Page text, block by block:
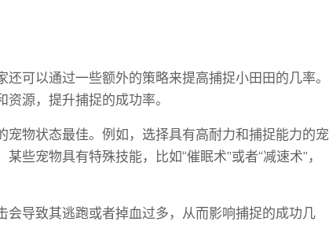
可以通过一些额外的策略来提高捕捉小田田的几率。
源，提升捕捉的成功率。
物状态最佳。例如，选择具有高耐力和捕捉能力的宠
些宠物具有特殊技能，比如“催眠术”或者“减速术”，
导致其逃跑或者掉血过多，从而影响捕捉的成功几